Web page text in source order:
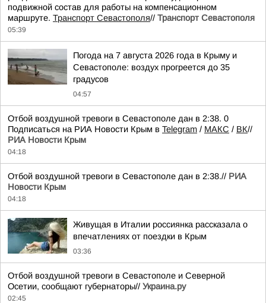
подвижной состав для работы на компенсационном
маршруте. Транспорт Севастополя// Транспорт Севастополя
05:39
Погода на 7 августа 2026 года в Крыму и
Севастополе: воздух прогреется до 35
градусов
04:57
Отбой воздушной тревоги в Севастополе дан в 2:38. 0
Подписаться на РИА Новости Крым в Telegram / МАКС / ВК//
РИА Новости Крым
04:18
Отбой воздушной тревоги в Севастополе дан в 2:38.// РИА
Новости Крым
04:18
Живущая в Италии россиянка рассказала о
впечатлениях от поездки в Крым
03:36
Отбой воздушной тревоги в Севастополе и Северной
Осетии, сообщают губернаторы// Украина.ру
02:45